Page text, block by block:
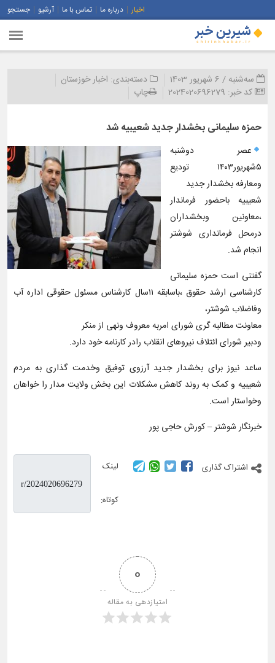
اخبار درباره ما تماس با ما آرشیو جستجو
سه‌شنبه / 6 شهریور 1403 دسته‌بندی: اخبار خوزستان
کد خبر: 2024020696279 چاپ
حمزه سلیمانی بخشدار جدید شعیبیه شد
عصر دوشنبه
۵شهریور۱۴۰۳ تودیع
ومعارفه بخشدار جدید
شعیبیه باحضور فرماندار
،معاونین وبخشداران
درمحل فرمانداری شوشتر
انجام شد.
گفتنی است حمزه سلیمانی
کارشناسی ارشد حقوق ،باسابقه ۱۱سال کارشناس مسئول حقوقی اداره آب
وفاضلاب شوشتر،
معاونت مطالبه گری شورای امربه معروف ونهی از منکر
ودبیر شورای ائتلاف نیروهای انقلاب رادر کارنامه خود دارد.
ساعد نیوز برای بخشدار جدید آرزوی توفیق وخدمت گذاری به مردم
شعیبیه و کمک به روند کاهش مشکلات این بخش ولایت مدار را خواهان
وخواستار است.
خبرنگار شوشتر – کورش حاجی پور
اشتراک گذاری لینک
کوتاه:
0
امتیازدهی به مقاله